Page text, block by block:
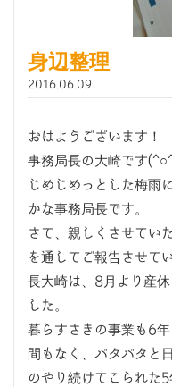
身辺整理
2016.06.09
おはようございます！
事務局長の大崎です
じめじめっとした梅雨
かな事務局長です。
さて、親しくさせてい
を通してご報告させて
長大崎は、8月より産
した。
暮らすさきの事業も6
間もなく、バタバタと
のやり続けてこられた